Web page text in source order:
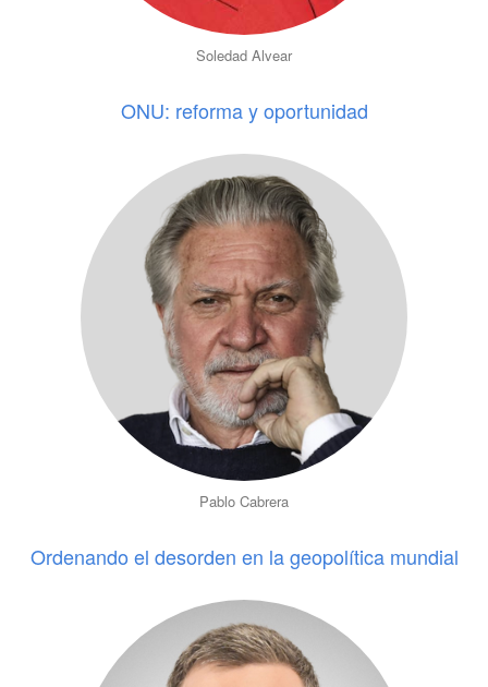
Soledad Alvear
ONU: reforma y oportunidad
Pablo Cabrera
Ordenando el desorden en la geopolítica mundial